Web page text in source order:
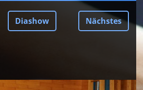
Diashow Nächstes